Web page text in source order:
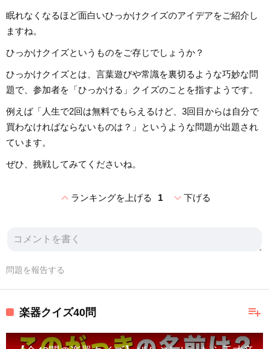
眠れなくなるほど面白いひっかけクイズのアイデアをご紹介し
ますね。
ひっかけクイズというものをご存じでしょうか？
ひっかけクイズとは、言葉遊びや常識を裏切るような巧妙な問
題で、参加者を「ひっかける」クイズのことを指すようです。
例えば「人生で2回は無料でもらえるけど、3回目からは自分で
買わなければならないものは？」というような問題が出題され
ています。
ぜひ、挑戦してみてくださいね。
expand_lessランキングを上げる 1 expand_more下げる
問題を報告する
playlist_add
楽器クイズ40問